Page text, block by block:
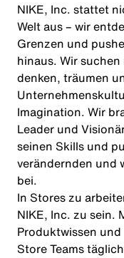
NIKE, Inc. stattet
Welt aus – wir
Grenzen und
hinaus. Wir
denken, träumen
Imagination. Wir
Leader und
seinen Skills und
verändernden und
bei.
In Stores zu
NIKE, Inc. zu sein.
Produktwissen
Store Teams